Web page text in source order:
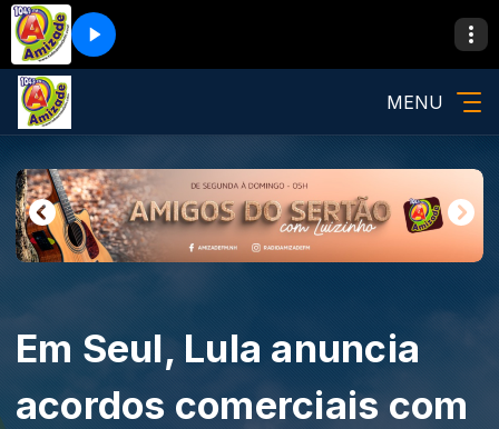
MENU
Em Seul, Lula anuncia
acordos comerciais com